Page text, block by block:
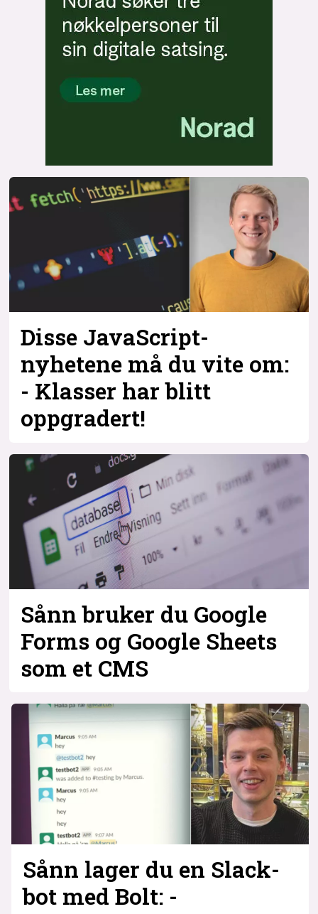
Disse JavaScript-
nyhetene må du vite om:
- Klasser har blitt
oppgradert!
Sånn bruker du Google
Forms og Google Sheets
som et CMS
Sånn lager du en Slack-
bot med Bolt: -